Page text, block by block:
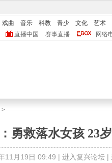
戏曲 音乐 科教 青少 文化
艺术
直播中国 赛事直播 网络
>
勇救落水女孩 23
11月19日 09:49 | 进入复兴论坛|